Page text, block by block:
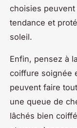
choisies
tendance et
soleil.
Enfin, pensez à
coiffure soignée
peuvent faire
une queue de
lâchés bien